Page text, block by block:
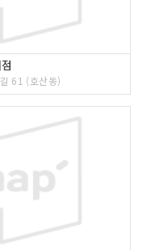
61 (호산동)